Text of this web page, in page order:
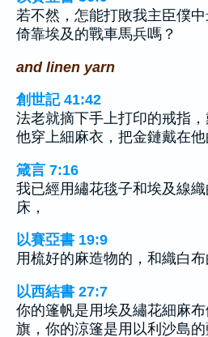
若不然，怎能打敗我主臣僕
倚靠埃及的戰車馬兵嗎？
and linen yarn
創世記 41:42
法老就摘下手上打印的戒指
他穿上細麻衣，把金鏈戴在他
箴言 7:16
我已經用繡花毯子和埃及線
床，
以賽亞書 19:9
用梳好的麻造物的，和織白布
以西結書 27:7
你的篷帆是用埃及繡花細麻
旗，你的涼篷是用以利沙島的